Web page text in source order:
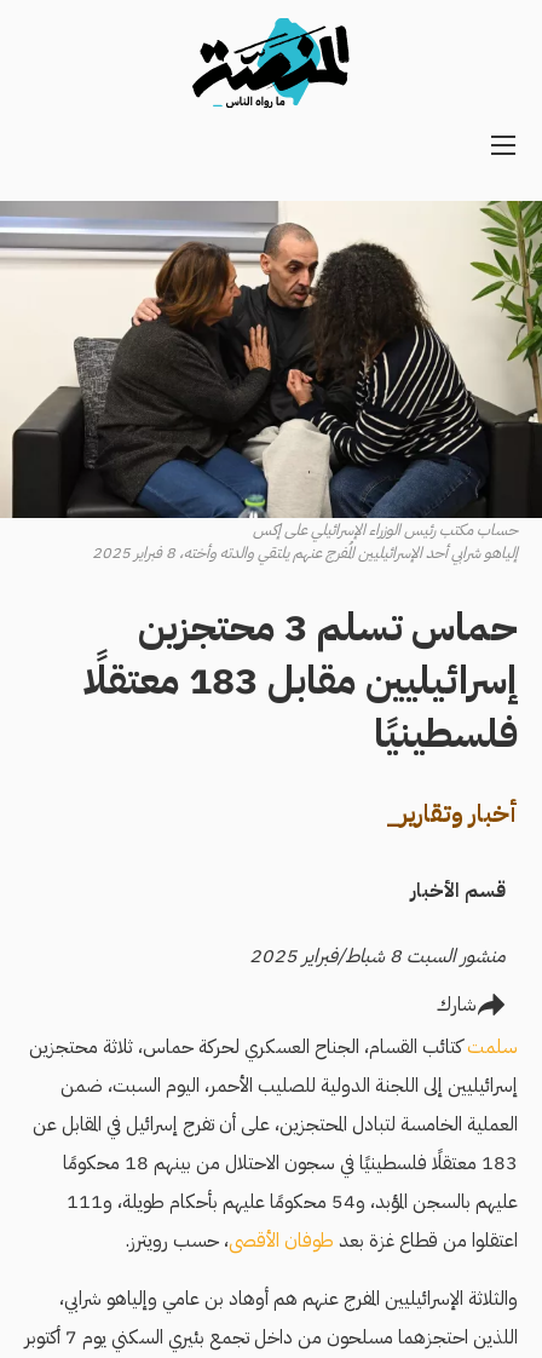
Main
Secondary
Navigation
حساب مكتب رئيس الوزراء الإسرائيلي على إكس
إلياهو شرابي أحد الإسرائيليين المُفرج عنهم يلتقي والدته وأخته، 8 فبراير 2025
حماس تسلم 3 محتجزين
إسرائيليين مقابل 183 معتقلًا
فلسطينيًا
أخبار وتقارير_
قسم الأخبار
منشور السبت 8 شباط/فبراير 2025
شارك
سلمتكتائب القسام، الجناح العسكري لحركة حماس، ثلاثة محتجزين
إسرائيليين إلى اللجنة الدولية للصليب الأحمر، اليوم السبت، ضمن
العملية الخامسة لتبادل المحتجزين، على أن تفرج إسرائيل في المقابل عن
183 معتقلًا فلسطينيًا في سجون الاحتلال من بينهم 18 محكومًا
عليهم بالسجن المؤبد، و54 محكومًا عليهم بأحكام طويلة، و111
اعتقلوا من قطاع غزة بعد طوفان الأقصى، حسب رويترز.
والثلاثة الإسرائيليين المفرج عنهم هم أوهاد بن عامي وإلياهو شرابي،
اللذين احتجزهما مسلحون من داخل تجمع بئيري السكني يوم 7 أكتوبر